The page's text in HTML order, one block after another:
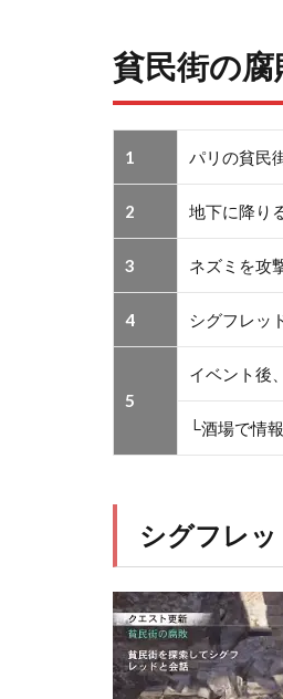
貧民街の腐
1 パリの貧民
2 地下に降り
3 ネズミを攻
4 シグフレッ
5
イベント後
└酒場で情
シグフレ